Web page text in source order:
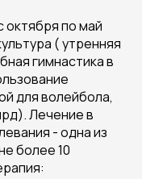
по май
( утренняя
гимнастика в
для волейбола,
Лечение в
- одна из
более 10